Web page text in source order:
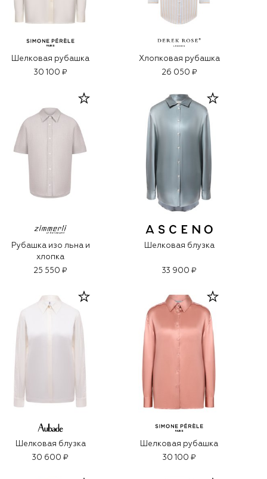
Шелковая рубашка
30 100 ₽
Хлопковая рубашка
26 050 ₽
Рубашка изо льна и
хлопка
25 550 ₽
Шелковая блузка
33 900 ₽
Шелковая блузка
30 600 ₽
Шелковая рубашка
30 100 ₽